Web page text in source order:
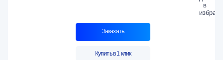
Заказать
Купить в 1 клик